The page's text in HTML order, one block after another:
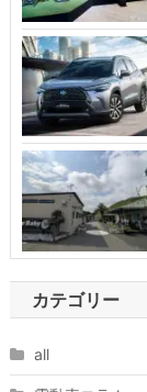
カテゴリー
all